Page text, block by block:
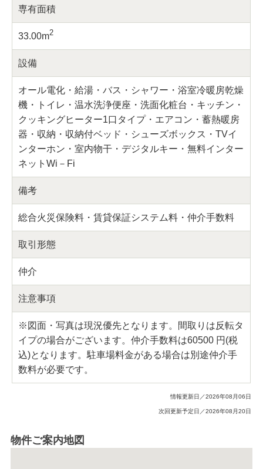
専有面積
33.00m2
設備
オール電化・給湯・バス・シャワー・浴室冷暖房乾燥
機・トイレ・温水洗浄便座・洗面化粧台・キッチン・
クッキングヒーター1口タイプ・エアコン・蓄熱暖房
器・収納・収納付ベッド・シューズボックス・TVイ
ンターホン・室内物干・デジタルキー・無料インター
ネットWi－Fi
備考
総合火災保険料・賃貸保証システム料・仲介手数料
取引形態
仲介
注意事項
※図面・写真は現況優先となります。間取りは反転タ
イプの場合がございます。仲介手数料は60500 円(税
込)となります。駐車場料金がある場合は別途仲介手
数料が必要です。
情報更新日／2026年08月06日
次回更新予定日／2026年08月20日
物件ご案内地図